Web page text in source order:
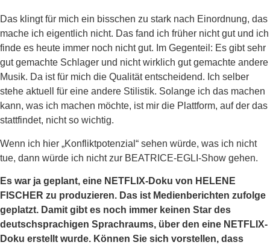
Das klingt für mich ein bisschen zu stark nach Einordnung, das
mache ich eigentlich nicht. Das fand ich früher nicht gut und ich
finde es heute immer noch nicht gut. Im Gegenteil: Es gibt sehr
gut gemachte Schlager und nicht wirklich gut gemachte andere
Musik. Da ist für mich die Qualität entscheidend. Ich selber
stehe aktuell für eine andere Stilistik. Solange ich das machen
kann, was ich machen möchte, ist mir die Plattform, auf der das
stattfindet, nicht so wichtig.
Wenn ich hier „Konfliktpotenzial“ sehen würde, was ich nicht
tue, dann würde ich nicht zur BEATRICE-EGLI-Show gehen.
Es war ja geplant, eine NETFLIX-Doku von HELENE
FISCHER zu produzieren. Das ist Medienberichten zufolge
geplatzt. Damit gibt es noch immer keinen Star des
deutschsprachigen Sprachraums, über den eine NETFLIX-
Doku erstellt wurde. Können Sie sich vorstellen, dass